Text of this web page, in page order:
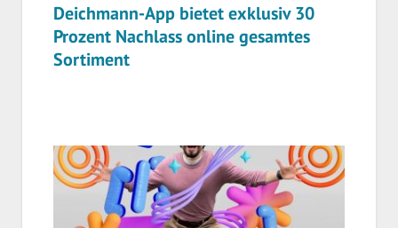
Deichmann-App bietet exklusiv 30
Prozent Nachlass online gesamtes
Sortiment